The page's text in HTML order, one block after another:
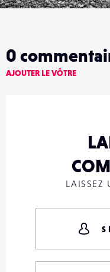
0
AJOUTER LE VÔTRE
LAISSEZ